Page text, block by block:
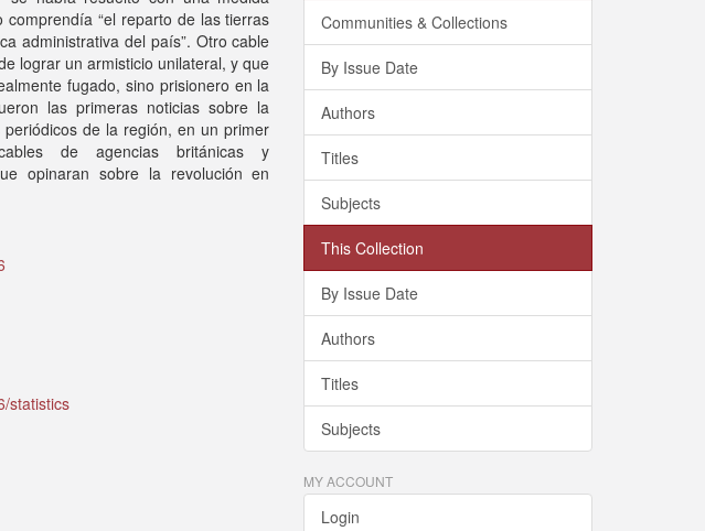
“el reparto de las tierras
administrativa del país”. Otro cable
lograr un armisticio unilateral, y que
fugado, sino prisionero en la
las primeras noticias sobre la
de la región, en un primer
de agencias británicas y
opinaran sobre la revolución en
statistics
Communities & Collections
By Issue Date
Authors
Titles
Subjects
This Collection
By Issue Date
Authors
Titles
Subjects
MY ACCOUNT
Login